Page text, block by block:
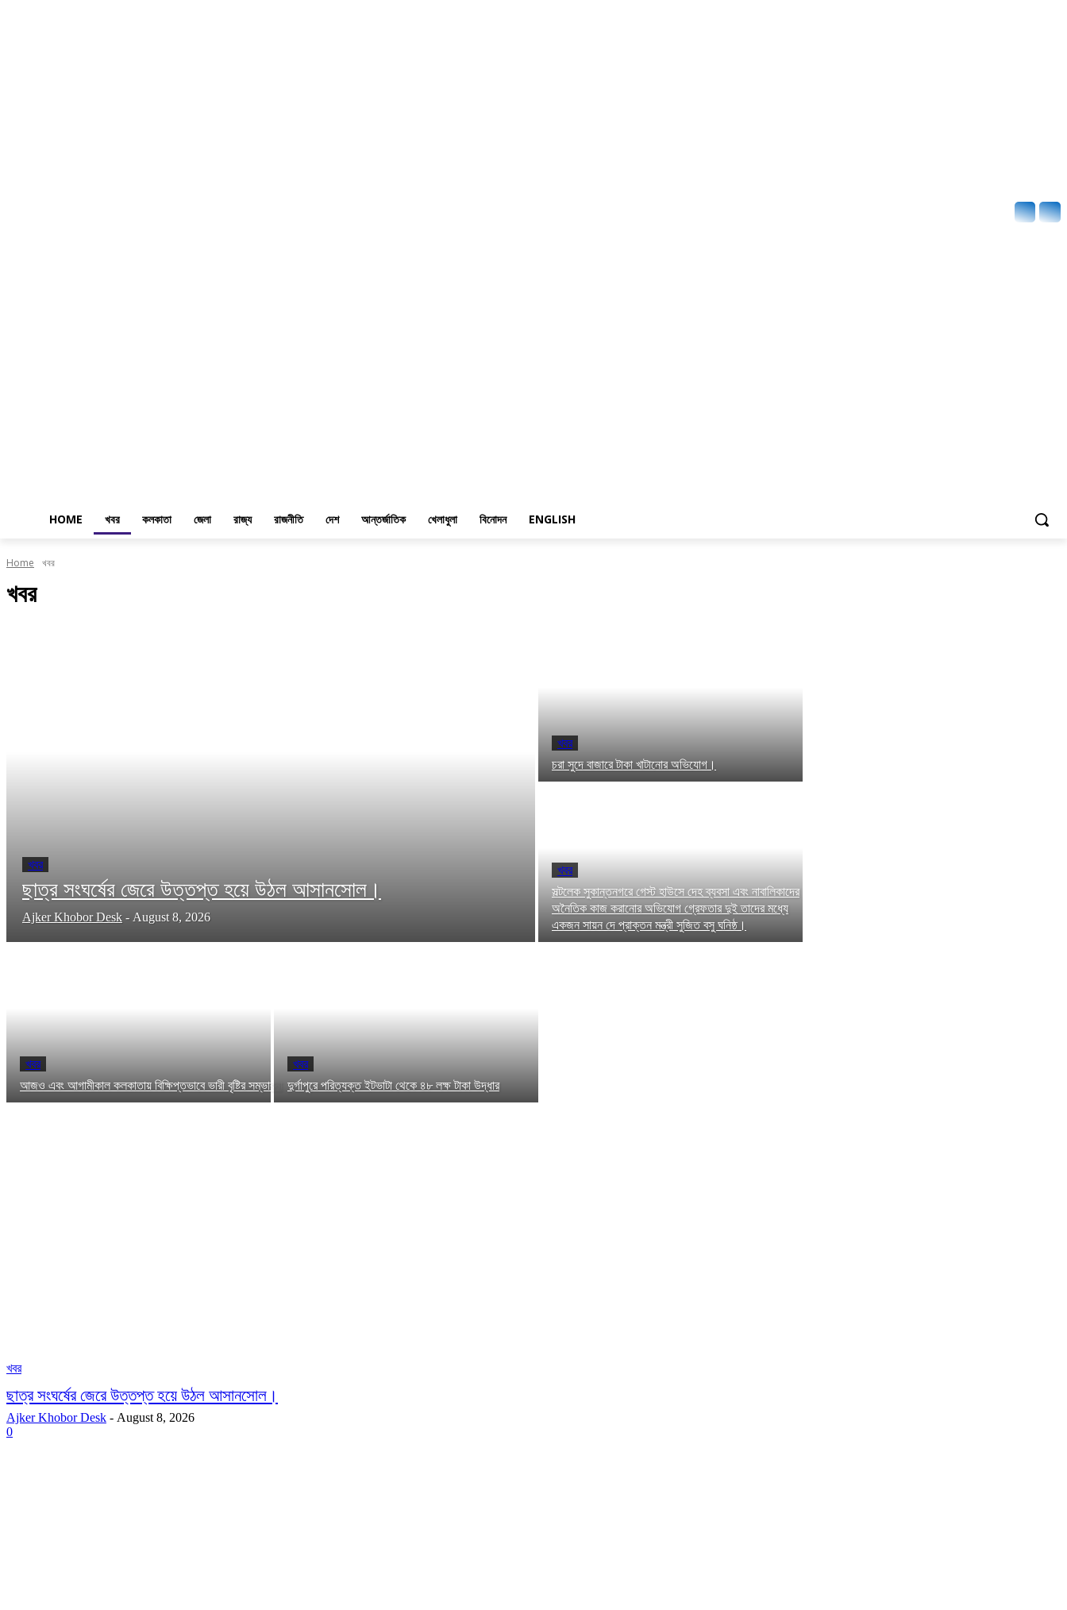
HOME খবর কলকাতা জেলা রাজ্য রাজনীতি দেশ আন্তর্জাতিক খেলাধুলা বিনোদন ENGLISH
Home খবর
খবর
খবর
ছাত্র সংঘর্ষের জেরে উত্তপ্ত হয়ে উঠল আসানসোল।
Ajker Khobor Desk - August 8, 2026
খবর
চরা সুদে বাজারে টাকা খাটানোর অভিযোগ।
খবর
সল্টলেক সুকান্তনগরে গেস্ট হাউসে দেহ ব্যবসা এবং নাবালিকাদের
অনৈতিক কাজ করানোর অভিযোগ গ্রেফতার দুই তাদের মধ্যে
একজন সায়ন দে প্রাক্তন মন্ত্রী সুজিত বসু ঘনিষ্ঠ।
খবর
আজও এবং আগামীকাল কলকাতায় বিক্ষিপ্তভাবে ভারী বৃষ্টির সম্ভাবনা
খবর
দুর্গাপুরে পরিত্যক্ত ইটভাটা থেকে ৪৮ লক্ষ টাকা উদ্ধার
খবর
ছাত্র সংঘর্ষের জেরে উত্তপ্ত হয়ে উঠল আসানসোল।
Ajker Khobor Desk - August 8, 2026
0